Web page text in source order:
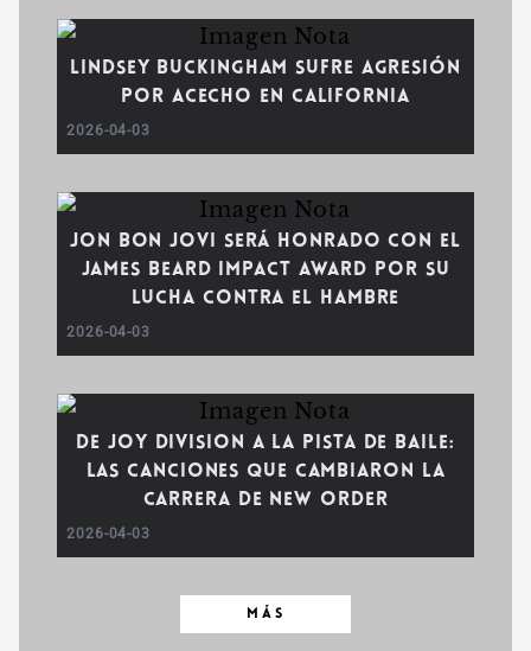
Lindsey Buckingham sufre agresión
por acecho en California
2026-04-03
Jon Bon Jovi será honrado con el
James Beard Impact Award por su
lucha contra el hambre
2026-04-03
De Joy Division a la pista de baile:
Las canciones que cambiaron la
carrera de New Order
2026-04-03
MÁS